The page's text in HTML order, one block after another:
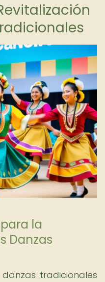
la
Danzas
tradicionales